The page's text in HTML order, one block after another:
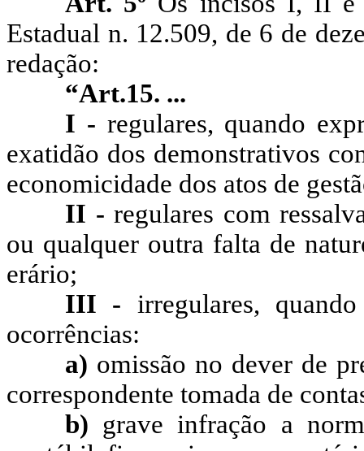
Estadual n. 12.509, de 6 de
redação:
“Art.15. ...
I - regulares, quando
exatidão dos demonstrativos
economicidade dos atos de
II - regulares com
ou qualquer outra falta de
erário;
III - irregulares,
ocorrências:
a) omissão no dever de
correspondente tomada de
b) grave infração a